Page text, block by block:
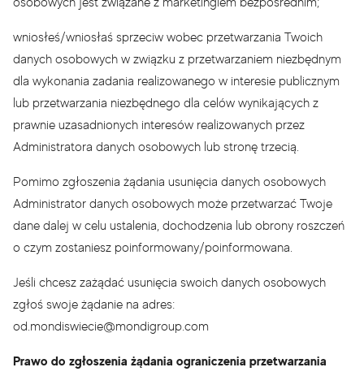
wniosłeś/wniosłaś sprzeciw wobec przetwarzania Twoich
danych osobowych w związku z przetwarzaniem niezbędnym
dla wykonania zadania realizowanego w interesie publicznym
lub przetwarzania niezbędnego dla celów wynikających z
prawnie uzasadnionych interesów realizowanych przez
Administratora danych osobowych lub stronę trzecią.
Pomimo zgłoszenia żądania usunięcia danych osobowych
Administrator danych osobowych może przetwarzać Twoje
dane dalej w celu ustalenia, dochodzenia lub obrony roszczeń
o czym zostaniesz poinformowany/poinformowana.
Jeśli chcesz zażądać usunięcia swoich danych osobowych
zgłoś swoje żądanie na adres:
od.mondiswiecie@mondigroup.com
Prawo do zgłoszenia żądania ograniczenia przetwarzania